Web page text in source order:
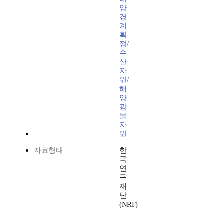
양
경
계
획
정/
수
산
자
원/
해
양
광
물
자
원
자료형태
한
국
연
구
재
단
(NRF)